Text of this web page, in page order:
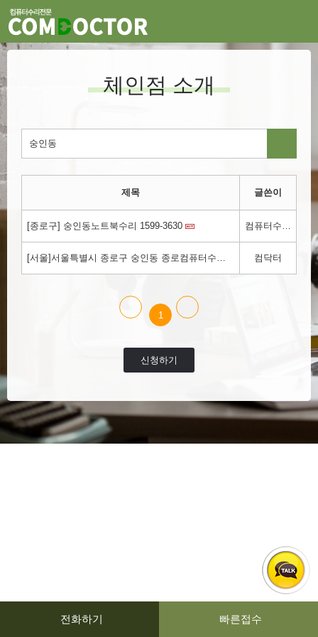
체인점 소개
제목 글쓴이
[종로구] 숭인동노트북수리 1599-3630 컴퓨터수리.kr
[서울]서울특별시 종로구 숭인동 종로컴퓨터수리 컴닥터!!! 1800-3354 컴닥터
1
신청하기
전화하기 빠른접수